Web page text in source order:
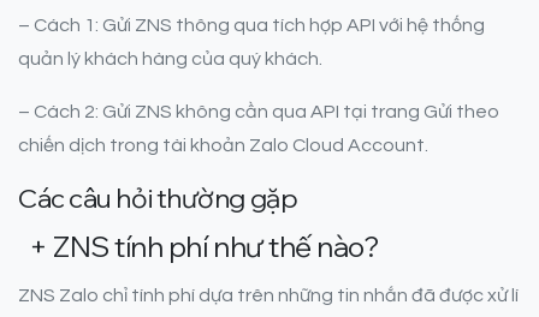
– Cách 1: Gửi ZNS thông qua tích hợp API với hệ thống
quản lý khách hàng của quý khách.
– Cách 2: Gửi ZNS không cần qua API tại trang Gửi theo
chiến dịch trong tài khoản Zalo Cloud Account.
Các câu hỏi thường gặp
+ ZNS tính phí như thế nào?
ZNS Zalo chỉ tính phí dựa trên những tin nhắn đã được xử lí